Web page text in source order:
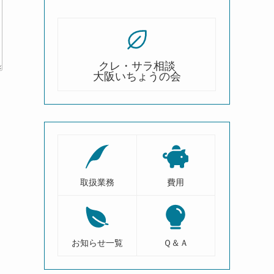
クレ・サラ相談
大阪いちょうの会
取扱業務 費用
お知らせ一覧 Ｑ＆Ａ